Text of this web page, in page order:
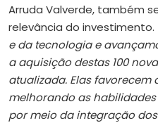
Arruda Valverde, também
relevância do investimento.
e da tecnologia e
a aquisição destas 100
atualizada. Elas
melhorando as
por meio da integração